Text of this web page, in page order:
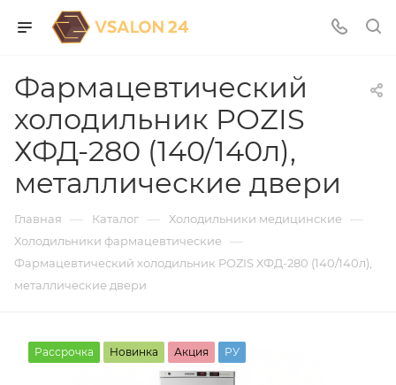
Фармацевтический
холодильник POZIS
ХФД-280 (140/140л),
металлические двери
Главная — Каталог — Холодильники медицинские —
Холодильники фармацевтические —
Фармацевтический холодильник POZIS ХФД-280 (140/140л),
металлические двери
Рассрочка Новинка Акция РУ